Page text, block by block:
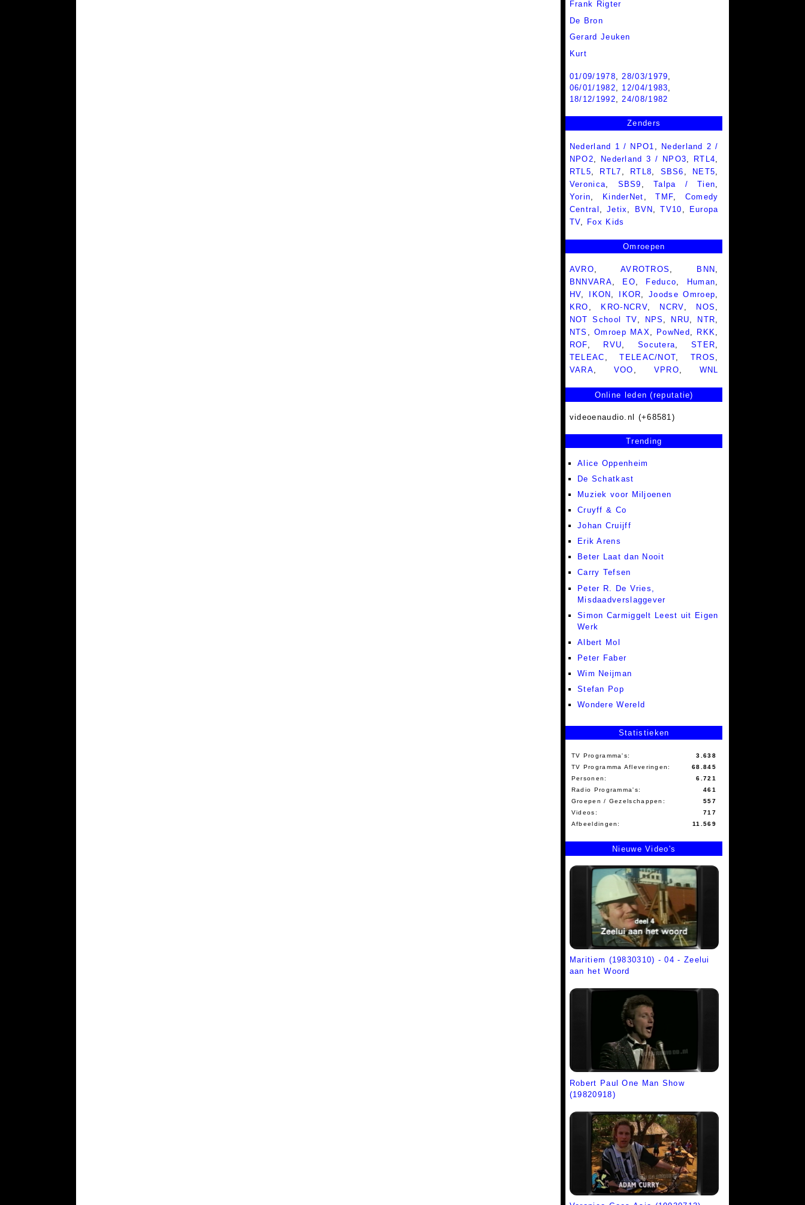
Frank Rigter
De Bron
Gerard Jeuken
Kurt
01/09/1978,28/03/1979,
06/01/1982, 12/04/1983,
18/12/1992,24/08/1982
Zenders
Nederland 1 / NPO1
Nederland 2 /
NPO2
Nederland 3 / NPO3 RTL4
RTL5
RTL7 RTL8 SBS6 NET5
Veronica
SBS9 ,Talpa / Tien
Yorin
KinderNet ,TMF
Comedy
Central
Jetix BVN ,TV10
Europa
TV
Fox Kids
Omroepen
AVRO, AVROTROS , BNN ,
BNNVARA, EO, Feduco, Human,
HV, IKON , IKOR,Joodse Omroep,
KRO , KRO-NCRV, NCRV, NOS ,
NOT School TV, NPS , NRU, NTR,
NTS ,Omroep MAX, PowNed , RKK,
ROF, RVU, Socutera,STER,
TELEAC ,TELEAC/NOT,TROS ,
VARA, VOO , VPRO, WNL
Online leden (reputatie)
videoenaudio.nl (+68581)
Trending
Alice Oppenheim
De Schatkast
Muziek voor Miljoenen
Cruyff & Co
Johan Cruijff
Erik Arens
Beter Laat dan Nooit
Carry Tefsen
Peter R. De Vries,
Misdaadverslaggever
Simon Carmiggelt Leest uit Eigen
Werk
Albert Mol
Peter Faber
Wim Neijman
Stefan Pop
Wondere Wereld
Statistieken
TV Programma's:
3.638
TV Programma Afleveringen:
68.845
Personen:
6.721
Radio Programma's:
461
Groepen / Gezelschappen:
557
Videos:
717
Afbeeldingen:
11.569
Nieuwe Video's
Maritiem (19830310) - 04 - Zeelui
aan het Woord
Robert Paul One Man Show
(19820918)